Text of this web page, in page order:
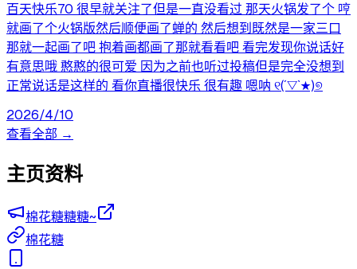
百天快乐70 很早就关注了但是一直没看过 那天火锅发了个 哼
就画了个火锅版然后顺便画了蝉的 然后想到既然是一家三口
那就一起画了吧 抱着画都画了那就看看吧 看完发现你说话好
有意思哦 憨憨的很可爱 因为之前也听过投稿但是完全没想到
正常说话是这样的 看你直播很快乐 很有趣 嗯呐 ୧(´▽`★)୭
2026/4/10
查看全部 →
主页资料
棉花糖糖糖~
棉花糖